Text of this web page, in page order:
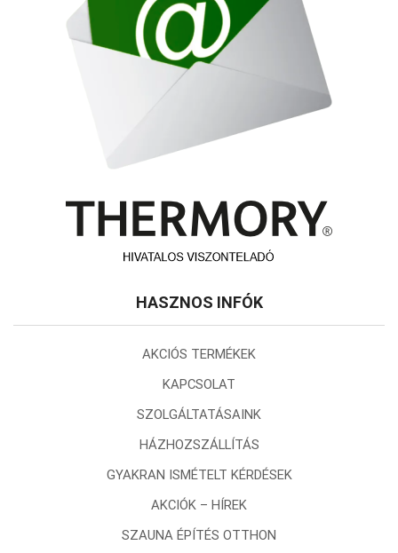
HASZNOS INFÓK
AKCIÓS TERMÉKEK
KAPCSOLAT
SZOLGÁLTATÁSAINK
HÁZHOZSZÁLLÍTÁS
GYAKRAN ISMÉTELT KÉRDÉSEK
AKCIÓK – HÍREK
SZAUNA ÉPÍTÉS OTTHON